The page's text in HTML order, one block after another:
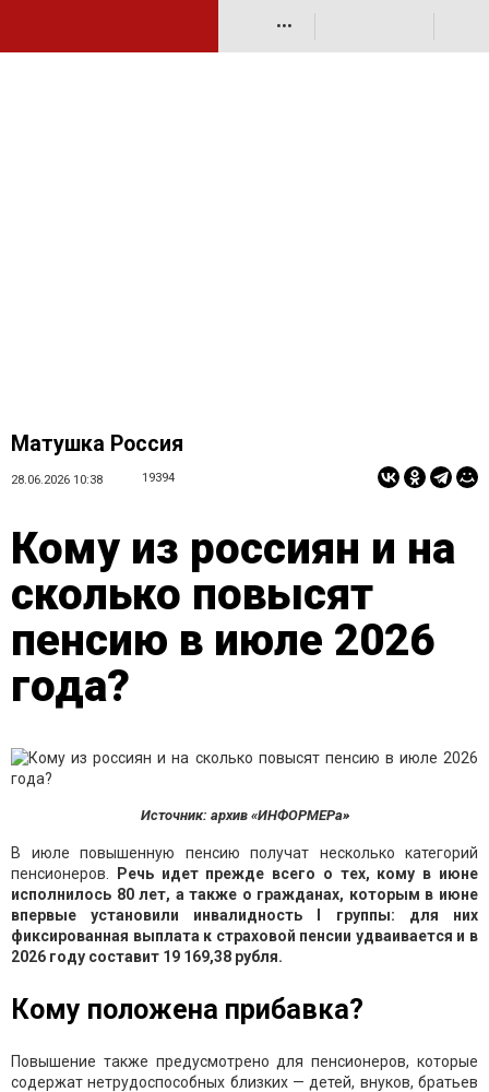
•••
Матушка Россия
28.06.2026 10:38 19394
Кому из россиян и на
сколько повысят
пенсию в июле 2026
года?
Источник: архив «ИНФОРМЕРа»
В июле повышенную пенсию получат несколько категорий
пенсионеров.
Речь идет прежде всего о тех, кому в июне
исполнилось 80 лет, а также о гражданах, которым в июне
впервые установили инвалидность I группы: для них
фиксированная выплата к страховой пенсии удваивается и в
2026 году составит 19 169,38 рубля.
Кому положена прибавка?
Повышение также предусмотрено для пенсионеров, которые
содержат нетрудоспособных близких — детей, внуков, братьев